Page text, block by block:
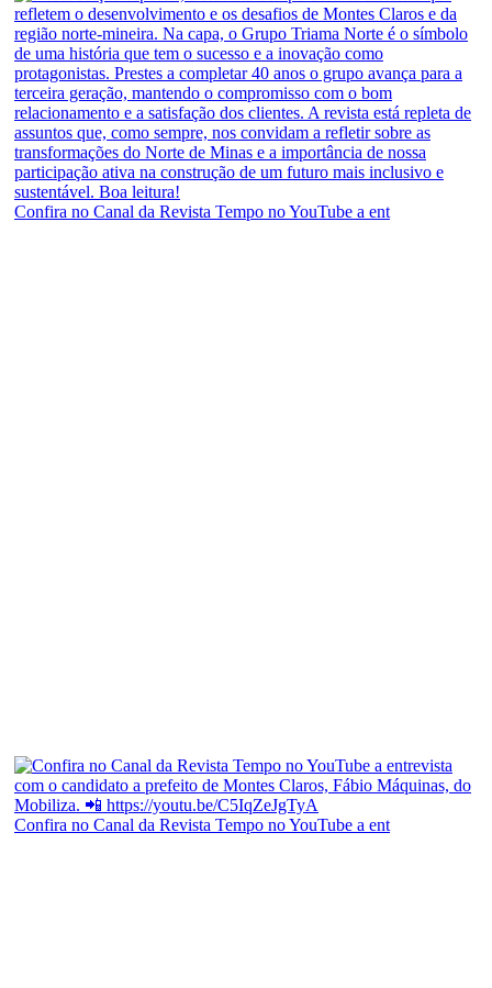
Confira no Canal da Revista Tempo no YouTube a ent
Confira no Canal da Revista Tempo no YouTube a ent